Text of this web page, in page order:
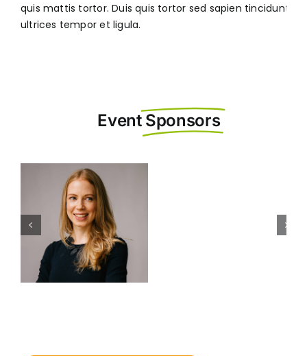
quis mattis tortor. Duis quis tortor sed sapien tincidunt
ultrices tempor et ligula.
Event Sponsors